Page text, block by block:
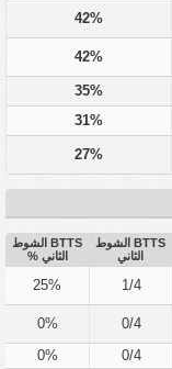
42%
42%
35%
31%
27%
BTTS الشوط
الثاني
BTTS الشوط
الثاني %
1/4
25%
0/4
0%
0/4
0%